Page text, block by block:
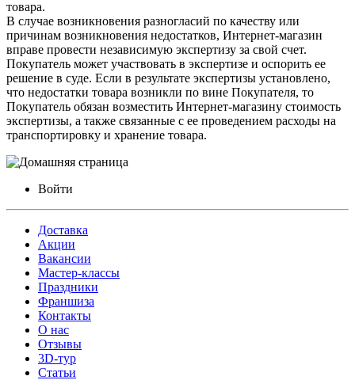
товара.
В случае возникновения разногласий по качеству или
причинам возникновения недостатков, Интернет-магазин
вправе провести независимую экспертизу за свой счет.
Покупатель может участвовать в экспертизе и оспорить ее
решение в суде. Если в результате экспертизы установлено,
что недостатки товара возникли по вине Покупателя, то
Покупатель обязан возместить Интернет-магазину стоимость
экспертизы, а также связанные с ее проведением расходы на
транспортировку и хранение товара.
Войти
Доставка
Акции
Вакансии
Мастер-классы
Праздники
Франшиза
Контакты
О нас
Отзывы
3D-тур
Статьи